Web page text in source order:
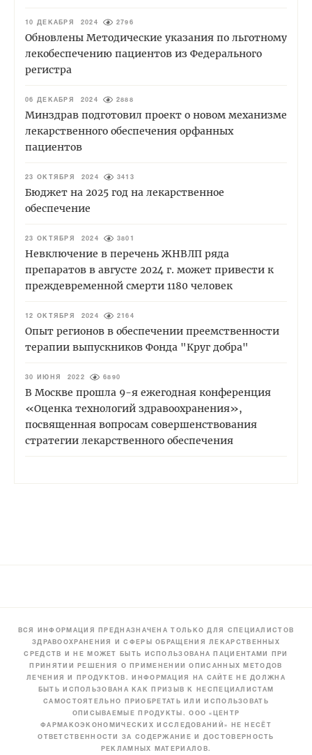
10 ДЕКАБРЯ 2024 2796
Обновлены Методические указания по льготному
лекобеспечению пациентов из Федерального
регистра
06 ДЕКАБРЯ 2024 2888
Минздрав подготовил проект о новом механизме
лекарственного обеспечения орфанных
пациентов
23 ОКТЯБРЯ 2024 3413
Бюджет на 2025 год на лекарственное
обеспечение
23 ОКТЯБРЯ 2024 3801
Невключение в перечень ЖНВЛП ряда
препаратов в августе 2024 г. может привести к
преждевременной смерти 1180 человек
12 ОКТЯБРЯ 2024 2164
Опыт регионов в обеспечении преемственности
терапии выпускников Фонда "Круг добра"
30 ИЮНЯ 2022 6890
В Москве прошла 9-я ежегодная конференция
«Оценка технологий здравоохранения»,
посвященная вопросам совершенствования
стратегии лекарственного обеспечения
ВСЯ ИНФОРМАЦИЯ ПРЕДНАЗНАЧЕНА ТОЛЬКО ДЛЯ СПЕЦИАЛИСТОВ
ЗДРАВООХРАНЕНИЯ И СФЕРЫ ОБРАЩЕНИЯ ЛЕКАРСТВЕННЫХ
СРЕДСТВ И НЕ МОЖЕТ БЫТЬ ИСПОЛЬЗОВАНА ПАЦИЕНТАМИ ПРИ
ПРИНЯТИИ РЕШЕНИЯ О ПРИМЕНЕНИИ ОПИСАННЫХ МЕТОДОВ
ЛЕЧЕНИЯ И ПРОДУКТОВ. ИНФОРМАЦИЯ НА САЙТЕ НЕ ДОЛЖНА
БЫТЬ ИСПОЛЬЗОВАНА КАК ПРИЗЫВ К НЕСПЕЦИАЛИСТАМ
САМОСТОЯТЕЛЬНО ПРИОБРЕТАТЬ ИЛИ ИСПОЛЬЗОВАТЬ
ОПИСЫВАЕМЫЕ ПРОДУКТЫ. ООО «ЦЕНТР
ФАРМАКОЭКОНОМИЧЕСКИХ ИССЛЕДОВАНИЙ» НЕ НЕСЁТ
ОТВЕТСТВЕННОСТИ ЗА СОДЕРЖАНИЕ И ДОСТОВЕРНОСТЬ
РЕКЛАМНЫХ МАТЕРИАЛОВ.